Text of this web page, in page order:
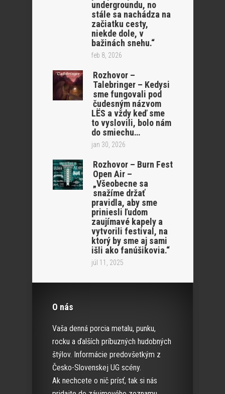
undergroundu, no
stále sa nachádza na
začiatku cesty,
niekde dole, v
bažinách snehu.“
feb 8, 2026
Rozhovor –
Talebringer – Kedysi
sme fungovali pod
čudesným názvom
LËS a vždy keď sme
to vyslovili, bolo nám
do smiechu…
jan 30, 2026
Rozhovor – Burn Fest
Open Air –
„Všeobecne sa
snažíme držať
pravidla, aby sme
priniesli ľudom
zaujímavé kapely a
vytvorili festival, na
ktorý by sme aj sami
išli ako fanúšikovia.“
júl 11, 2025
O nás
Vaša denná porcia metalu, punku,
rocku a ďalších príbuzných hudobných
štýlov. Informácie predovšetkým z
Česko-Slovenskej UG scény.
Ak nechcete o nič prísť, tak si nás